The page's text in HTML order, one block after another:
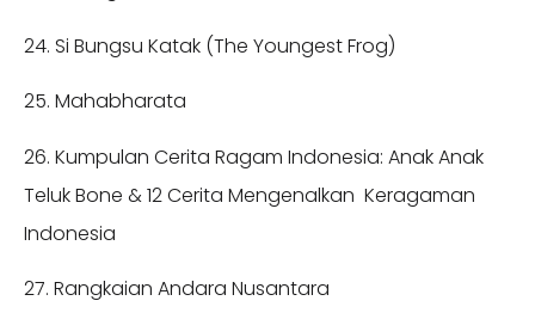
24. Si Bungsu Katak (The Youngest Frog)
25. Mahabharata
26. Kumpulan Cerita Ragam Indonesia: Anak Anak
Teluk Bone & 12 Cerita Mengenalkan Keragaman
Indonesia
27. Rangkaian Andara Nusantara